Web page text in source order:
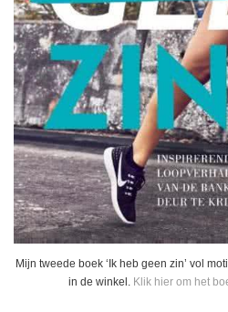
Mijn tweede boek ‘Ik heb geen zin’ vol
in de winkel. Klik hier om het